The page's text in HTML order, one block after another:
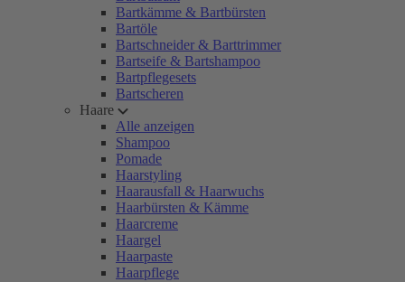
Bartkämme & Bartbürsten
Bartöle
Bartschneider & Barttrimmer
Bartseife & Bartshampoo
Bartpflegesets
Bartscheren
Haare
Alle anzeigen
Shampoo
Pomade
Haarstyling
Haarausfall & Haarwuchs
Haarbürsten & Kämme
Haarcreme
Haargel
Haarpaste
Haarpflege